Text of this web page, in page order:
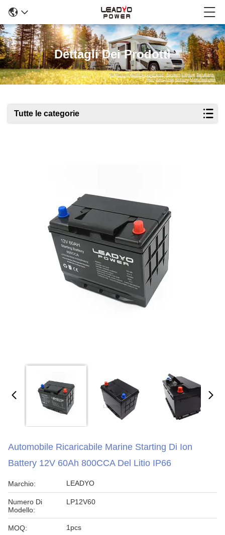
Dettagli Dei Prodotti
Tutte le categorie
Automobile Ricaricabile Marine Starting Di Ion
Battery 12V 60Ah 800CCA Del Litio IP66
Marchio: LEADYO
Numero Di
Modello:
LP12V60
MOQ: 1pcs